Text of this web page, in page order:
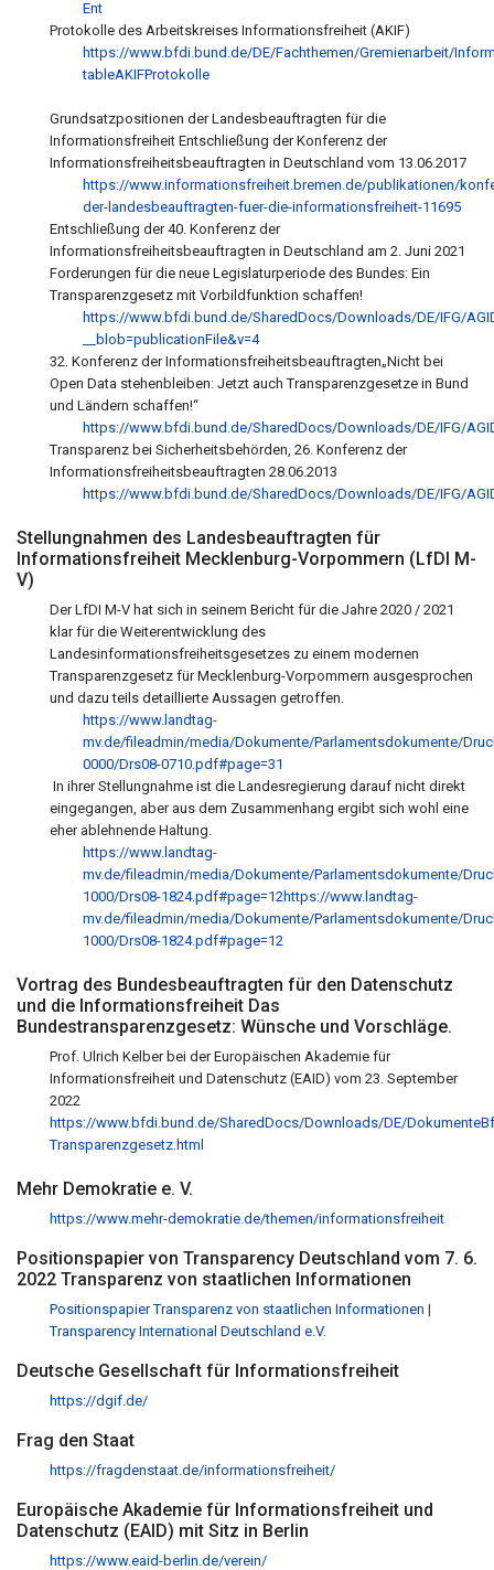
Ent
Protokolle des Arbeitskreises Informationsfreiheit (AKIF)
https://www.bfdi.bund.de/DE/Fachthemen/Gremienarbeit/
tableAKIFProtokolle
Grundsatzpositionen der Landesbeauftragten für die
Informationsfreiheit Entschließung der Konferenz der
Informationsfreiheitsbeauftragten in Deutschland vom 13.06.2017
https://www.informationsfreiheit.bremen.de/publikationen/
der-landesbeauftragten-fuer-die-informationsfreiheit-11695
Entschließung der 40. Konferenz der
Informationsfreiheitsbeauftragten in Deutschland am 2. Juni 2021
Forderungen für die neue Legislaturperiode des Bundes: Ein
Transparenzgesetz mit Vorbildfunktion schaffen!
https://www.bfdi.bund.de/SharedDocs/Downloads/DE/IFG/
__blob=publicationFile&v=4
32. Konferenz der Informationsfreiheitsbeauftragten„Nicht bei
Open Data stehenbleiben: Jetzt auch Transparenzgesetze in Bund
und Ländern schaffen!“
https://www.bfdi.bund.de/SharedDocs/Downloads/DE/IFG/
Transparenz bei Sicherheitsbehörden, 26. Konferenz der
Informationsfreiheitsbeauftragten 28.06.2013
https://www.bfdi.bund.de/SharedDocs/Downloads/DE/IFG/
Stellungnahmen des Landesbeauftragten für
Informationsfreiheit Mecklenburg-Vorpommern (LfDI M-
V)
Der LfDI M-V hat sich in seinem Bericht für die Jahre 2020 / 2021
klar für die Weiterentwicklung des
Landesinformationsfreiheitsgesetzes zu einem modernen
Transparenzgesetz für Mecklenburg-Vorpommern ausgesprochen
und dazu teils detaillierte Aussagen getroffen.
https://www.landtag-
mv.de/fileadmin/media/Dokumente/Parlamentsdokumente/
0000/Drs08-0710.pdf#page=31
In ihrer Stellungnahme ist die Landesregierung darauf nicht direkt
eingegangen, aber aus dem Zusammenhang ergibt sich wohl eine
eher ablehnende Haltung.
https://www.landtag-
mv.de/fileadmin/media/Dokumente/Parlamentsdokumente/
1000/Drs08-1824.pdf#page=12https://www.landtag-
mv.de/fileadmin/media/Dokumente/Parlamentsdokumente/
1000/Drs08-1824.pdf#page=12
Vortrag des Bundesbeauftragten für den Datenschutz
und die Informationsfreiheit Das
Bundestransparenzgesetz: Wünsche und Vorschläge.
Prof. Ulrich Kelber bei der Europäischen Akademie für
Informationsfreiheit und Datenschutz (EAID) vom 23. September
2022
https://www.bfdi.bund.de/SharedDocs/Downloads/DE/
Transparenzgesetz.html
Mehr Demokratie e. V.
https://www.mehr-demokratie.de/themen/informationsfreiheit
Positionspapier von Transparency Deutschland vom 7. 6.
2022 Transparenz von staatlichen Informationen
Positionspapier Transparenz von staatlichen Informationen |
Transparency International Deutschland e.V.
Deutsche Gesellschaft für Informationsfreiheit
https://dgif.de/
Frag den Staat
https://fragdenstaat.de/informationsfreiheit/
Europäische Akademie für Informationsfreiheit und
Datenschutz (EAID) mit Sitz in Berlin
https://www.eaid-berlin.de/verein/